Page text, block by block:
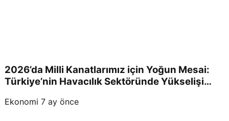
2026’da Milli Kanatlarımız için Yoğun Mesai:
Türkiye’nin Havacılık Sektöründe Yükselişi
Ekonomi 7 ay önce